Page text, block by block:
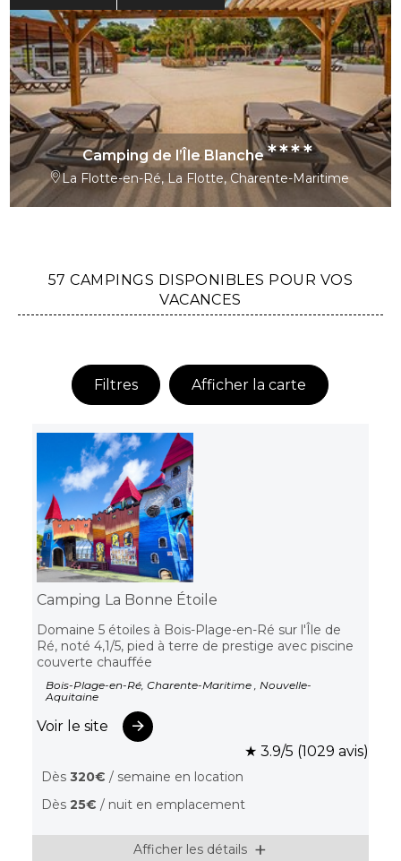
Camping de l’Île Blanche****
La Flotte-en-Ré, La Flotte, Charente-Maritime
57 CAMPINGS DISPONIBLES POUR VOS
VACANCES
Filtres Afficher la carte
Camping La Bonne Étoile
Domaine 5 étoiles à Bois-Plage-en-Ré sur l'Île de
Ré, noté 4,1/5, pied à terre de prestige avec piscine
couverte chauffée
Bois-Plage-en-Ré, Charente-Maritime , Nouvelle-
Aquitaine
Voir le site
★ 3.9/5 (1029 avis)
Dès 320€ / semaine en location
Dès 25€ / nuit en emplacement
Afficher les détails